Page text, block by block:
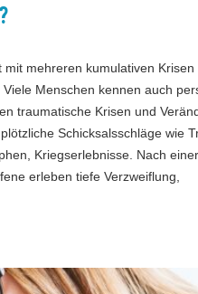
mit mehreren kumulativen
Menschen kennen auch
traumatische Krisen und
Schicksalsschläge wie
Kriegserlebnisse. Nach
erleben tiefe Verzweiflung,